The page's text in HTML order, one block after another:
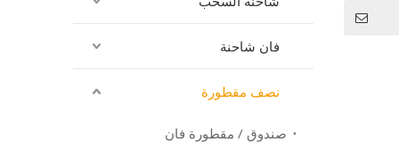
فان شاحنة
نصف مقطورة
صندوق / مقطورة فان